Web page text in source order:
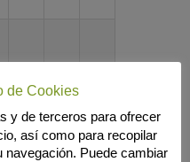
ABR 2025
de Cookies
y de terceros para ofrecer
así como para recopilar
Puede cambiar